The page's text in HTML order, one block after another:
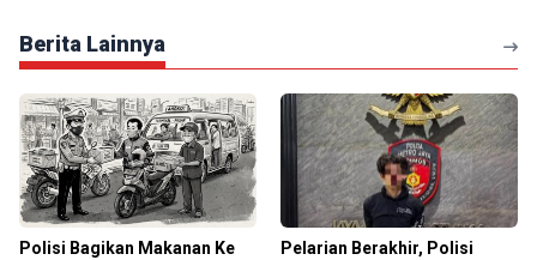
Berita Lainnya
Polisi Bagikan Makanan Ke
Pelarian Berakhir, Polisi